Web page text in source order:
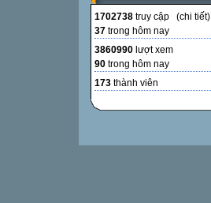
1702738 truy cập (chi tiết)
37 trong hôm nay
3860990 lượt xem
90 trong hôm nay
173 thành viên